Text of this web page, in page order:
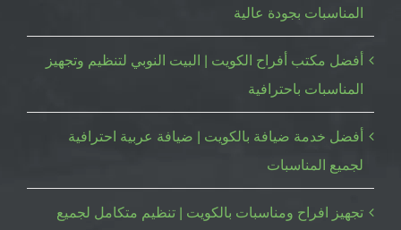
المناسبات بجودة عالية
أفضل مكتب أفراح الكويت | البيت النوبي لتنظيم وتجهيز
المناسبات باحترافية
أفضل خدمة ضيافة بالكويت | ضيافة عربية احترافية
لجميع المناسبات
تجهيز افراح ومناسبات بالكويت | تنظيم متكامل لجميع